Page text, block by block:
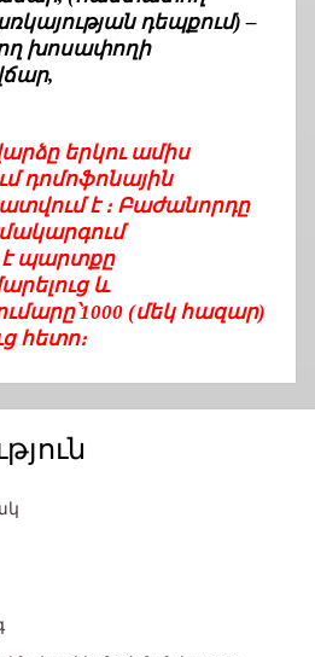
դեպքում) –
խոսափողի
երկու ամիս
դոմոֆոնային
է ։ Բաժանորդը
է պարտքը
և
(մեկ հազար)
հետո։